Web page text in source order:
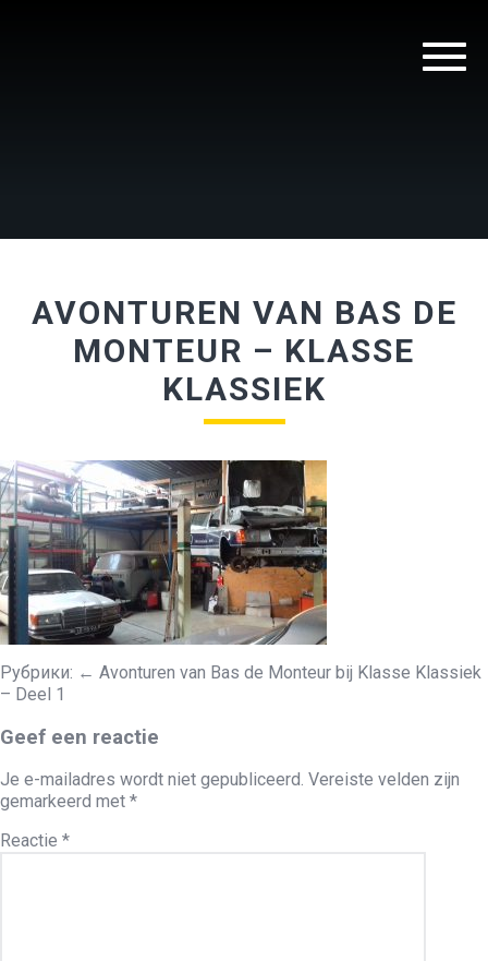
AVONTUREN VAN BAS DE
MONTEUR – KLASSE
KLASSIEK
Рубрики: ← Avonturen van Bas de Monteur bij Klasse Klassiek
– Deel 1
Geef een reactie
Je e-mailadres wordt niet gepubliceerd. Vereiste velden zijn
gemarkeerd met *
Reactie *